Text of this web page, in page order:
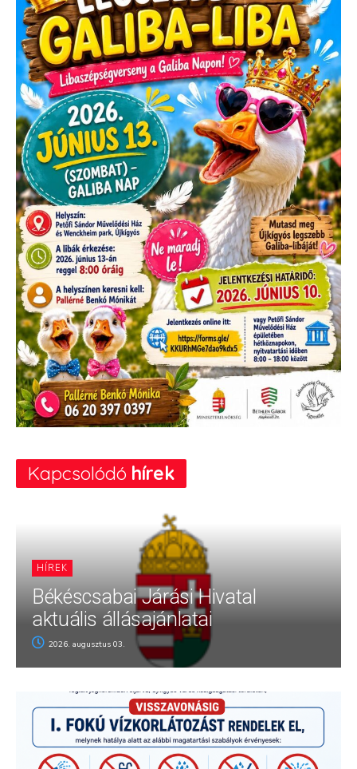
Kapcsolódó hírek
HÍREK
Békéscsabai Járási Hivatal
aktuális állásajánlatai
2026. augusztus 03.